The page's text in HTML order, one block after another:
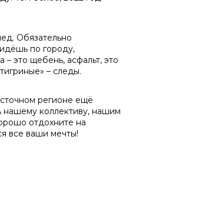
Обязательно
по городу,
это щебень, асфальт, это
– следы.
регионе ещё
нашему коллективу, нашим
отдохните на
все ваши мечты!